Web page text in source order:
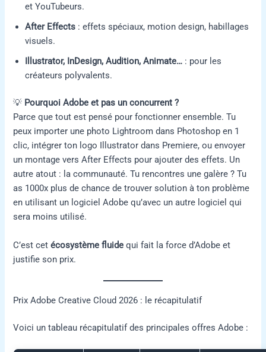
et YouTubeurs.
After Effects : effets spéciaux, motion design, habillages
visuels.
Illustrator, InDesign, Audition, Animate… : pour les
créateurs polyvalents.
💡 Pourquoi Adobe et pas un concurrent ?
Parce que tout est pensé pour fonctionner ensemble. Tu
peux importer une photo Lightroom dans Photoshop en 1
clic, intégrer ton logo Illustrator dans Premiere, ou envoyer
un montage vers After Effects pour ajouter des effets. Un
autre atout : la communauté. Tu rencontres une galère ? Tu
as 1000x plus de chance de trouver solution à ton problème
en utilisant un logiciel Adobe qu’avec un autre logiciel qui
sera moins utilisé.
C’est cetécosystème fluide qui fait la force d’Adobe et
justifie son prix.
Prix Adobe Creative Cloud 2026 : le récapitulatif
Voici un tableau récapitulatif des principales offres Adobe :